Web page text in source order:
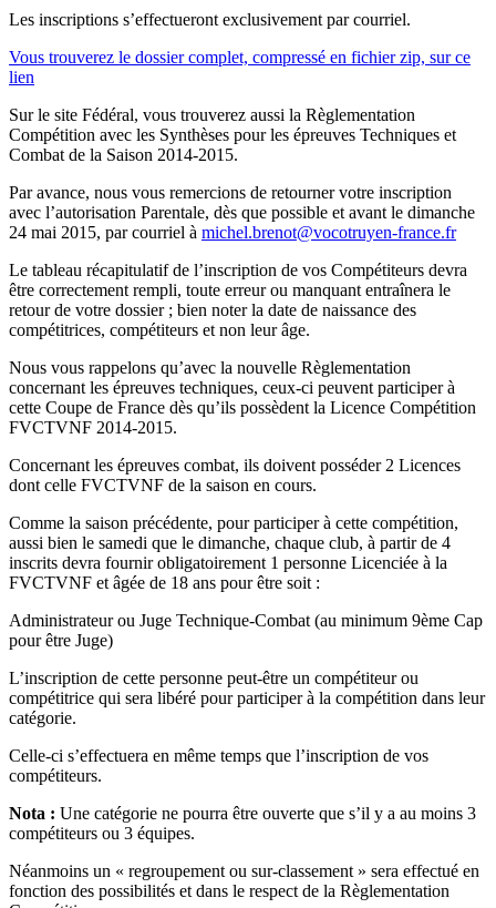
Les inscriptions s’effectueront exclusivement par courriel.
Vous trouverez le dossier complet, compressé en fichier zip, sur ce
lien
Sur le site Fédéral, vous trouverez aussi la Règlementation
Compétition avec les Synthèses pour les épreuves Techniques et
Combat de la Saison 2014-2015.
Par avance, nous vous remercions de retourner votre inscription
avec l’autorisation Parentale, dès que possible et avant le dimanche
24 mai 2015, par courriel à michel.brenot@vocotruyen-france.fr
Le tableau récapitulatif de l’inscription de vos Compétiteurs devra
être correctement rempli, toute erreur ou manquant entraînera le
retour de votre dossier ; bien noter la date de naissance des
compétitrices, compétiteurs et non leur âge.
Nous vous rappelons qu’avec la nouvelle Règlementation
concernant les épreuves techniques, ceux-ci peuvent participer à
cette Coupe de France dès qu’ils possèdent la Licence Compétition
FVCTVNF 2014-2015.
Concernant les épreuves combat, ils doivent posséder 2 Licences
dont celle FVCTVNF de la saison en cours.
Comme la saison précédente, pour participer à cette compétition,
aussi bien le samedi que le dimanche, chaque club, à partir de 4
inscrits devra fournir obligatoirement 1 personne Licenciée à la
FVCTVNF et âgée de 18 ans pour être soit :
Administrateur ou Juge Technique-Combat (au minimum 9ème Cap
pour être Juge)
L’inscription de cette personne peut-être un compétiteur ou
compétitrice qui sera libéré pour participer à la compétition dans leur
catégorie.
Celle-ci s’effectuera en même temps que l’inscription de vos
compétiteurs.
Nota : Une catégorie ne pourra être ouverte que s’il y a au moins 3
compétiteurs ou 3 équipes.
Néanmoins un « regroupement ou sur-classement » sera effectué en
fonction des possibilités et dans le respect de la Règlementation